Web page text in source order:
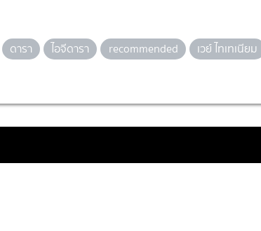
ดารา ไอจีดารา recommended เวย์ ไทเทเนียม